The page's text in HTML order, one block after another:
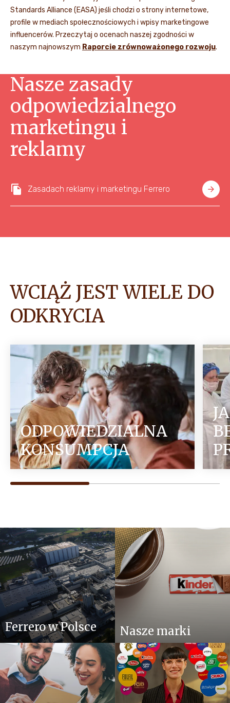
Standards Alliance (EASA) jeśli chodzi o strony internetowe,
profile w mediach społecznościowych i wpisy marketingowe
influencerów. Przeczytaj o ocenach naszej zgodności w
naszym najnowszym Raporcie zrównoważonego rozwoju.
Nasze zasady
odpowiedzialnego
marketingu i
reklamy
Zasadach reklamy i marketingu Ferrero
WCIĄŻ JEST WIELE DO
ODKRYCIA
ODPOWIEDZIALNA
KONSUMPCJA
Ferrero w Polsce Nasze marki